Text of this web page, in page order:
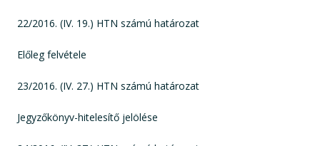
22/2016. (IV. 19.) HTN számú határozat
Előleg felvétele
23/2016. (IV. 27.) HTN számú határozat
Jegyzőkönyv-hitelesítő jelölése